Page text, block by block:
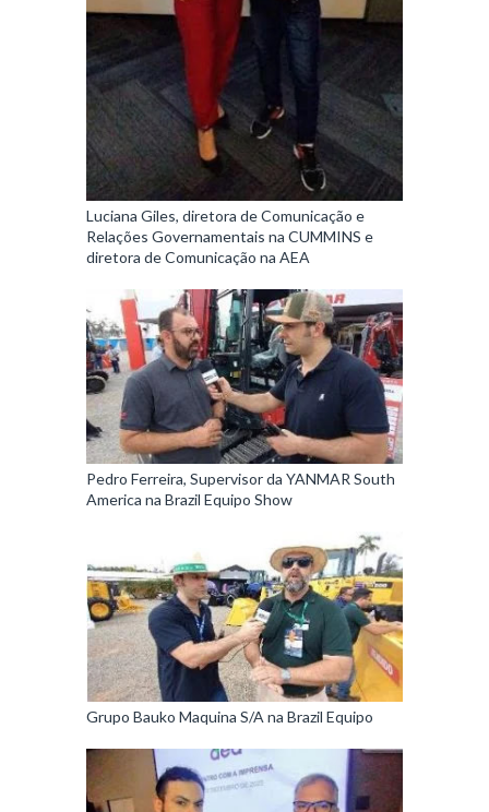
Luciana Giles, diretora de Comunicação e
Relações Governamentais na CUMMINS e
diretora de Comunicação na AEA
Pedro Ferreira, Supervisor da YANMAR South
America na Brazil Equipo Show
Grupo Bauko Maquina S/A na Brazil Equipo